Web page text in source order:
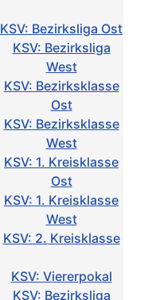
KSV: Bezirksliga Ost
KSV: Bezirksliga
West
KSV: Bezirksklasse
Ost
KSV: Bezirksklasse
West
KSV: 1. Kreisklasse
Ost
KSV: 1. Kreisklasse
West
KSV: 2. Kreisklasse
KSV: Viererpokal
KSV: Bezirksliga